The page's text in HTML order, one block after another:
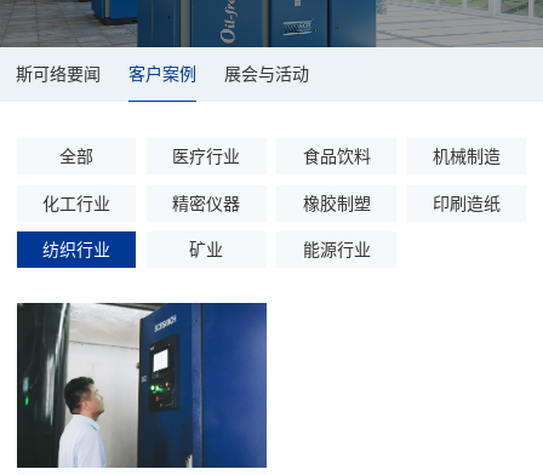
斯可络要闻 客户案例 展会与活动
全部 医疗行业 食品饮料 机械制造
化工行业 精密仪器 橡胶制塑 印刷造纸
纺织行业 矿业 能源行业